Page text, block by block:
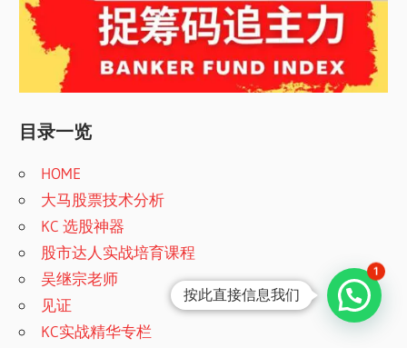
目录一览
HOME
大马股票技术分析
KC 选股神器
股市达人实战培育课程
吴继宗老师
见证
KC实战精华专栏
按此直接信息我们
1